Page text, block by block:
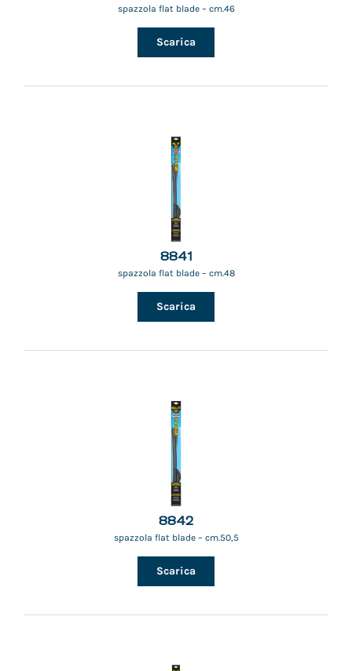
spazzola flat blade – cm.46
Scarica
8841
spazzola flat blade – cm.48
Scarica
8842
spazzola flat blade – cm.50,5
Scarica